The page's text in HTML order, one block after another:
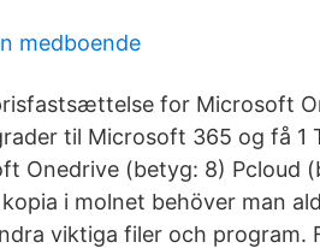
medboende
for Microsoft
til Microsoft 365 og få 1
Onedrive (betyg: 8) Pcloud
i molnet behöver man
viktiga filer och program.